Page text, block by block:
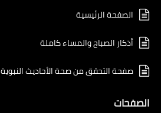
الصفحة الرئيسية
أذكار الصباح والمساء كاملة
صفحة التحقق من صحة الأحاديث النبوية
الصفحات